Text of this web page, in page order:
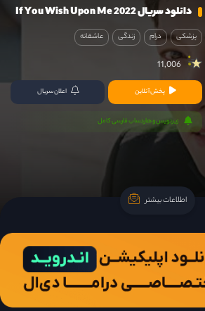
دانلود سریال If You Wish Upon Me 2022
پزشکی درام زندگی عاشقانه
11,006
پخش آنلاین اعلان سریال
زیرنویس و هاردساب فارسی کامل
اطلاعات بیشتر